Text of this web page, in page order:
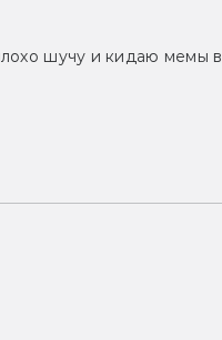
шучу и кидаю мемы в